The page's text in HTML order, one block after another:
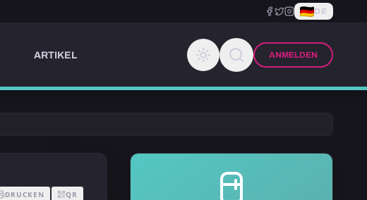
DE
ARTIKEL ANMELDEN
DRUCKEN QR